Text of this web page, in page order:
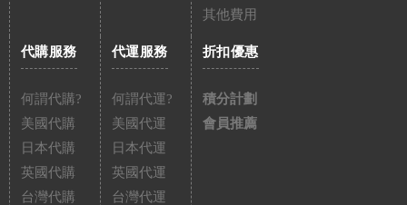
其他費用
代購服務
何謂代購?
美國代購
日本代購
英國代購
台灣代購
代運服務
何謂代運?
美國代運
日本代運
英國代運
台灣代運
折扣優惠
積分計劃
會員推薦